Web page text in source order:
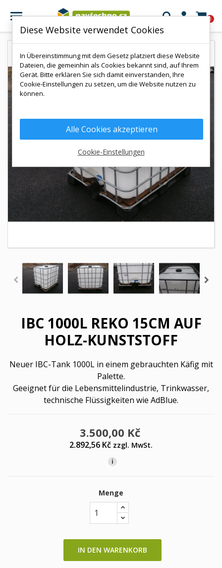
 0
IBC 1000L REKO 15CM AUF
HOLZ-KUNSTSTOFF
Neuer IBC-Tank 1000L in einem gebrauchten Käfig mit
Palette.
Geeignet für die Lebensmittelindustrie, Trinkwasser,
technische Flüssigkeiten wie AdBlue.
3.500,00 Kč
2.892,56 Kč zzgl. MwSt.
i
Menge
IN DEN WARENKORB
Diese Website verwendet Cookies
In Übereinstimmung mit dem Gesetz platziert diese Website
Dateien, die gemeinhin als Cookies bekannt sind, auf Ihrem
Gerät. Bitte erklären Sie sich damit einverstanden, Ihre
Cookie-Einstellungen zu setzen, um die Website nutzen zu
können.
Alle Cookies akzeptieren
Cookie-Einstellungen